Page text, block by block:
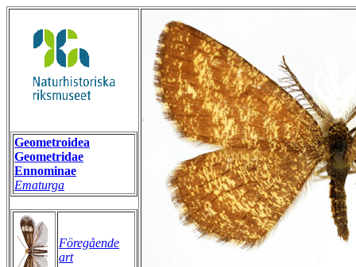
Geometroidea
Geometridae
Ennominae
Ematurga
Föregående
art